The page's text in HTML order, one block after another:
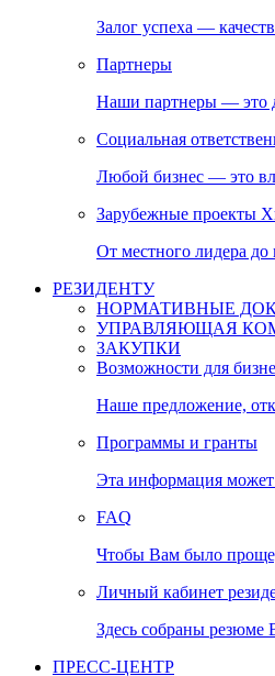
Залог успеха —
Партнеры
Наши партнеры — это
Социальная
Любой бизнес — это
Зарубежные проекты
От местного лидера
РЕЗИДЕНТУ
НОРМАТИВНЫЕ
УПРАВЛЯЮЩАЯ
ЗАКУПКИ
Возможности для
Наше предложение,
Программы и гранты
Эта информация может
FAQ
Чтобы Вам было
Личный кабинет
Здесь собраны резюме
ПРЕСС-ЦЕНТР